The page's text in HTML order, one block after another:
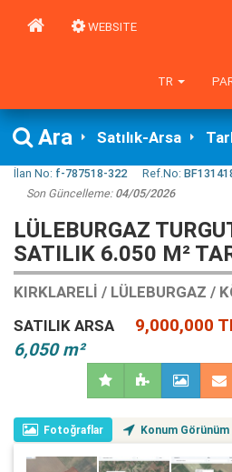
WEBSITE
TR
Ara Satılık-Arsa
İlan No: f-787518-322 Ref.No:
Son Güncelleme:04/05/2026
LÜLEBURGAZ
SATILIK 6.050 M²
KIRKLARELI / LÜLEBURGAZ /
SATILIK ARSA
9,000,000
6,050 m²
Fotoğraflar Konum Görünüm